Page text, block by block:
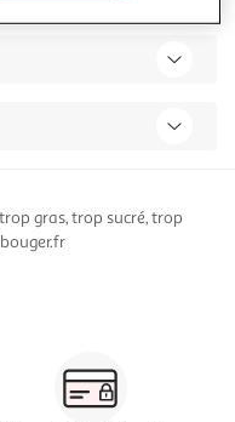
gras, trop sucré, trop